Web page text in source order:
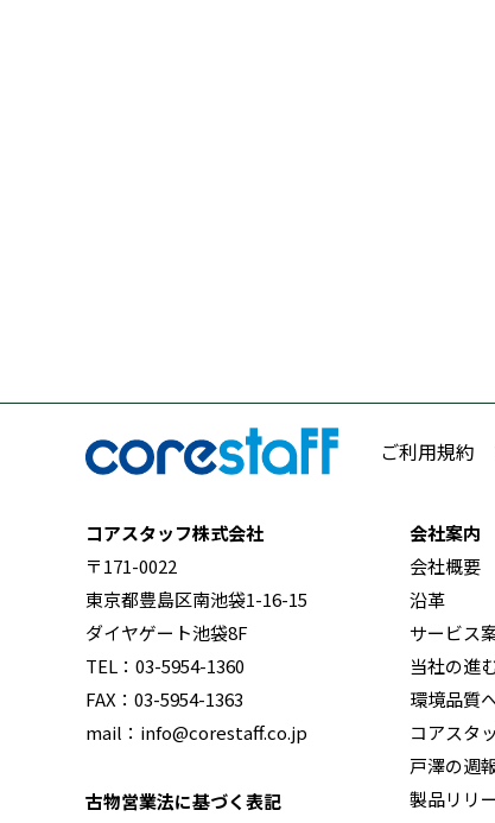
ご利用規約
コアスタッフ株式会社
〒171-0022
東京都豊島区南池袋1-16-15
ダイヤゲート池袋8F
TEL：03-5954-1360
FAX：03-5954-1363
mail：info@corestaff.co.jp
古物営業法に基づく表記
会社案内
会社概要
沿革
サービス
当社の進
環境品質
コアスタ
戸澤の週
製品リリ